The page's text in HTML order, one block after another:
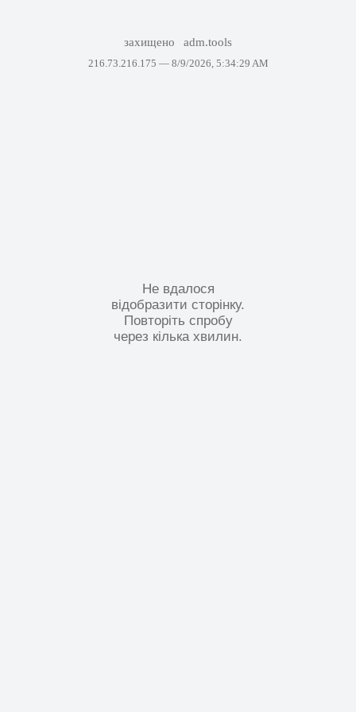
захищено adm.tools
216.73.216.175 — 8/9/2026, 5:34:29 AM
Не вдалося
відобразити сторінку.
Повторіть спробу
через кілька хвилин.